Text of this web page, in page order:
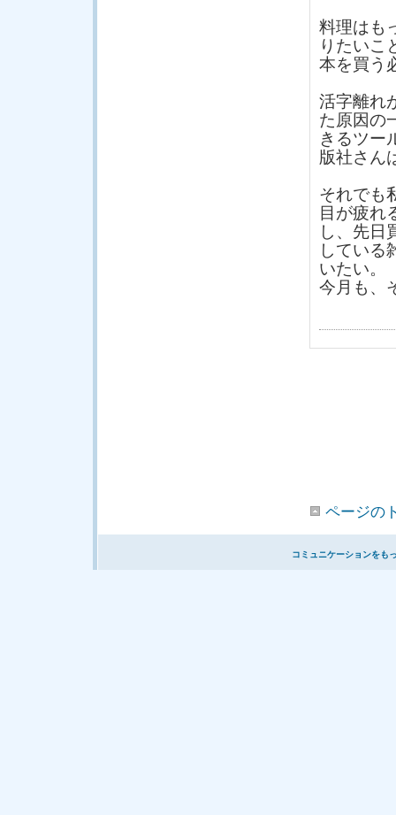
料理はも
りたいこ
本を買う
活字離れ
た原因の
きるツー
版社さん
それでも
目が疲れ
し、先日
している
いたい。
今月も、
ページの
コミュニケーションをも